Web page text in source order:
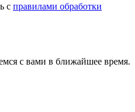
с правилами обработки
с вами в ближайшее время.